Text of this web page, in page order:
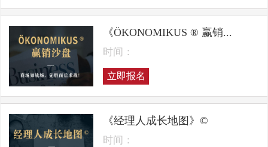
《ÖKONOMIKUS ® 赢销...
时间：
立即报名
《经理人成长地图》©
时间：